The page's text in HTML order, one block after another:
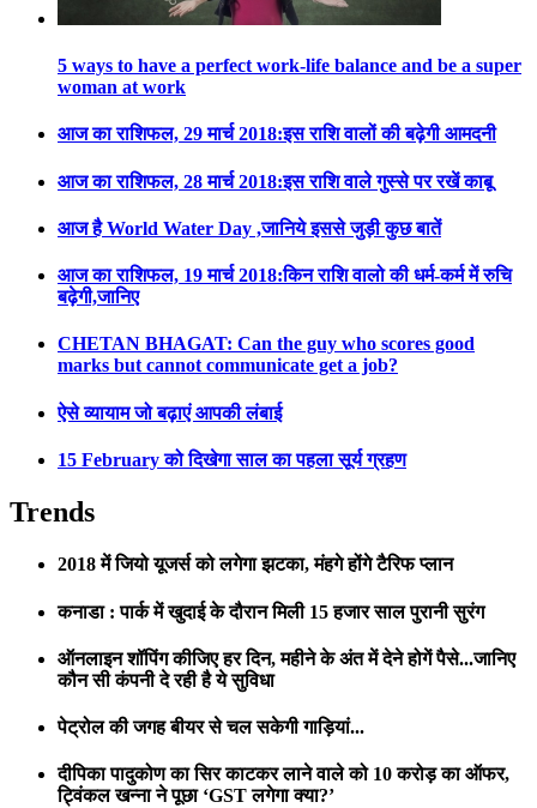
5 ways to have a perfect work-life balance and be a super
woman at work
आज का राशिफल, 29 मार्च 2018:इस राशि वालों की बढ़ेगी आमदनी
आज का राशिफल, 28 मार्च 2018:इस राशि वाले गुस्से पर रखें काबू
आज है World Water Day ,जानिये इससे जुड़ी कुछ बातें
आज का राशिफल, 19 मार्च 2018:किन राशि वालो की धर्म-कर्म में रुचि
बढ़ेगी,जानिए
CHETAN BHAGAT: Can the guy who scores good
marks but cannot communicate get a job?
ऐसे व्यायाम जो बढ़ाएं आपकी लंबाई
15 February को दिखेगा साल का पहला सूर्य ग्रहण
Trends
2018 में जियो यूजर्स को लगेगा झटका, मंहगे होंगे टैरिफ प्लान
कनाडा : पार्क में खुदाई के दौरान मिली 15 हजार साल पुरानी सुरंग
ऑनलाइन शॉपिंग कीजिए हर दिन, महीने के अंत में देने होगें पैसे...जानिए
कौन सी कंपनी दे रही है ये सुविधा
पेट्रोल की जगह बीयर से चल सकेगी गाड़ियां...
दीपिका पादुकोण का सिर काटकर लाने वाले को 10 करोड़ का ऑफर,
ट्विंकल खन्ना ने पूछा ‘GST लगेगा क्या?’